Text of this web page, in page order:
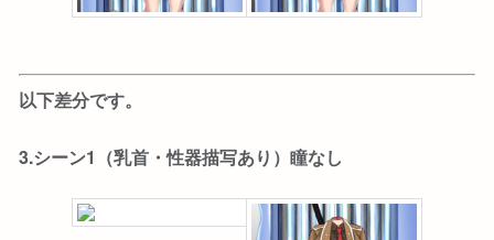
以下差分です。
3.シーン1（乳首・性器描写あり）瞳なし